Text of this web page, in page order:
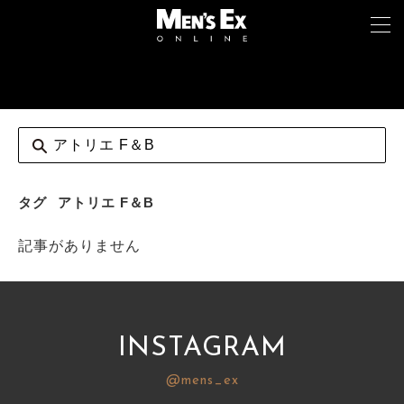
タグ アトリエ F＆B
記事がありません
INSTAGRAM
@mens_ex
FASHION
WATCH
CAR&BIKE
LIFESTYLE